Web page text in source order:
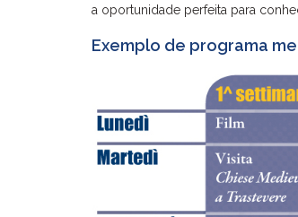
a oportunidade perfeita para
Exemplo de programa